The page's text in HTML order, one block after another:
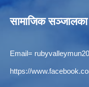
सामाजिक
Email=
https://